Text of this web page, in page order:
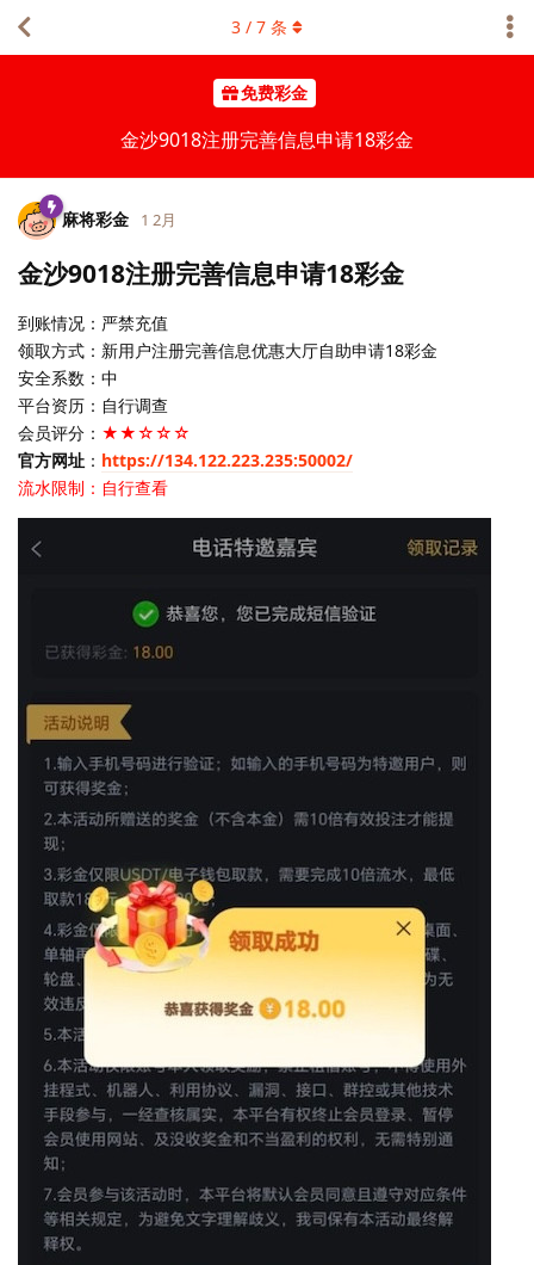
免费彩金
金沙9018注册完善信息申请18彩金
3 / 7 条
麻将彩金 1 2月
金沙9018注册完善信息申请18彩金
到账情况：严禁充值
领取方式：新用户注册完善信息优惠大厅自助申请18彩金
安全系数：中
平台资历：自行调查
会员评分： ★★☆☆☆
官方网址 ： https://134.122.223.235:50002/
流水限制：自行查看